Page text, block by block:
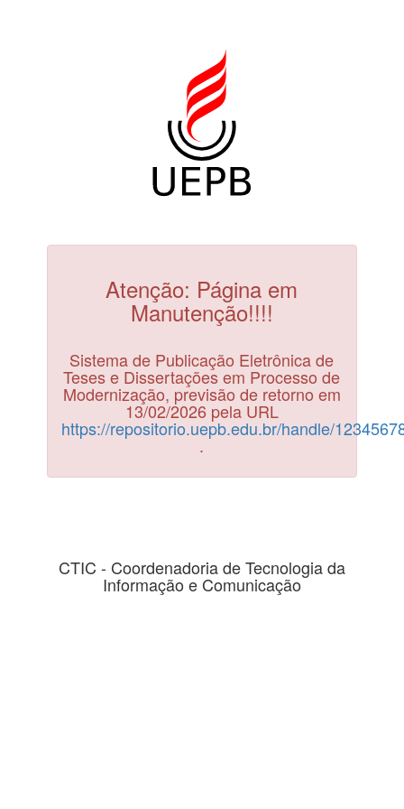
Atenção: Página em
Manutenção!!!!
Sistema de Publicação Eletrônica de
Teses e Dissertações em Processo de
Modernização, previsão de retorno em
13/02/2026 pela URL
https://repositorio.uepb.edu.br/handle/
.
CTIC - Coordenadoria de Tecnologia da
Informação e Comunicação